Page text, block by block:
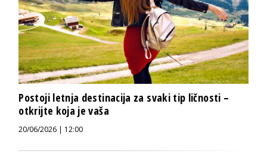
Postoji letnja destinacija za svaki tip ličnosti –
otkrijte koja je vaša
20/06/2026 | 12:00